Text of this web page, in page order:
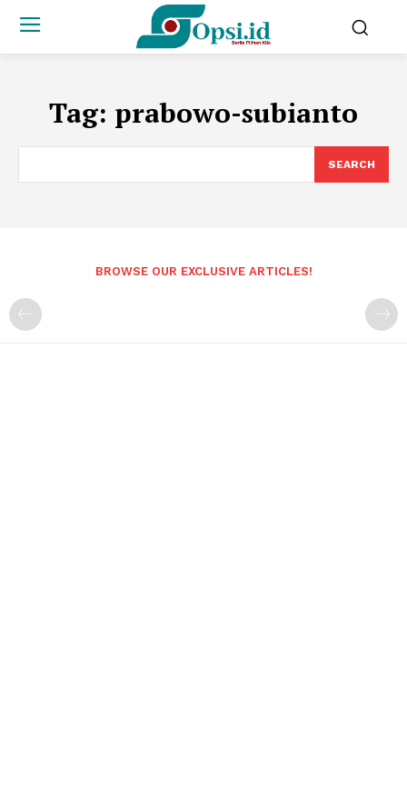
Tag: prabowo-subianto
SEARCH
BROWSE OUR EXCLUSIVE ARTICLES!